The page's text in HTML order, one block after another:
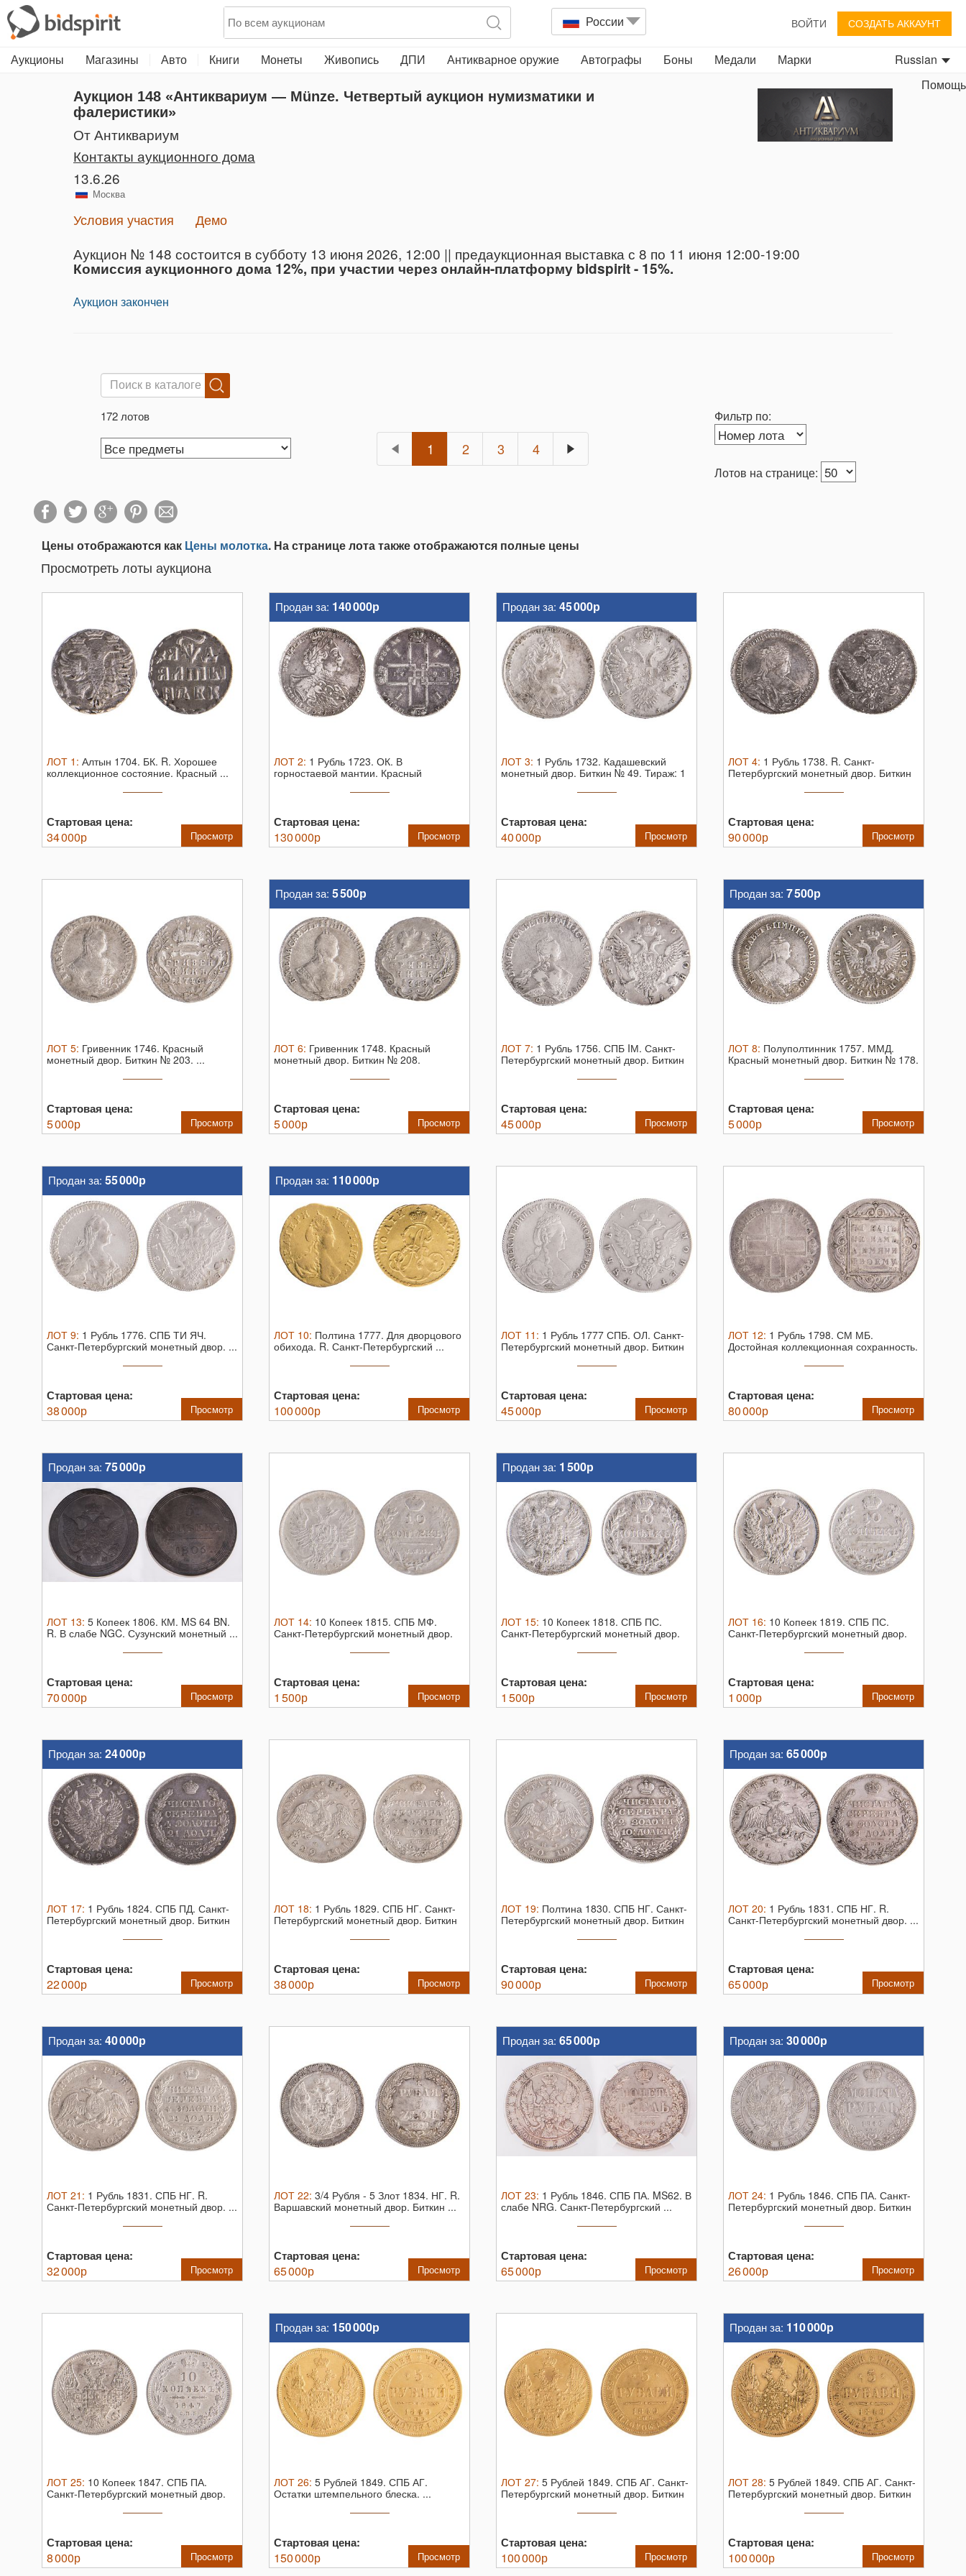
России ВОЙТИ СОЗДАТЬ АККАУНТ
Аукционы Магазины Авто Книги Монеты Живопись ДПИ Антикварное оружие Автографы Боны Медали Марки
Russian
Помощь
Аукцион 148 «Антиквариум — Münze. Четвертый аукцион нумизматики и
фалеристики»
от Антиквариум
Контакты аукционного дома
13.6.26
Москва
Условия участия Демо
Аукцион № 148 состоится в субботу 13 июня 2026, 12:00 || предаукционная выставка с 8 по 11 июня 12:00-19:00
Комиссия аукционного дома 12%, при участии через онлайн-платформу bidspirit - 15%.
Аукцион закончен
172 лотов Фильтр по:
Лотов на странице:
1 2 3 4
Цены отображаются как Цены молотка. На странице лота также отображаются полные цены
Просмотреть лоты аукциона
ЛОТ 1 : Алтын 1704. БК. R. Хорошее
коллекционное состояние. Красный ...
Стартовая цена:
34 000р Просмотр
Продан за: 140 000р
ЛОТ 2: 1 Рубль 1723. ОК. В
горностаевой мантии. Красный
Стартовая цена:
130 000р Просмотр
Продан за: 45 000р
ЛОТ 3: 1 Рубль 1732. Кадашевский
монетный двор. Биткин № 49. Тираж: 1
Стартовая цена:
40 000р Просмотр
ЛОТ 4: 1 Рубль 1738. R. Санкт-
Петербургский монетный двор. Биткин
Стартовая цена:
90 000р Просмотр
ЛОТ 5: Гривенник 1746. Красный
монетный двор. Биткин № 203. ...
Стартовая цена:
5 000р Просмотр
Продан за: 5 500р
ЛОТ 6: Гривенник 1748. Красный
монетный двор. Биткин № 208.
Стартовая цена:
5 000р Просмотр
ЛОТ 7: 1 Рубль 1756. СПБ IМ. Санкт-
Петербургский монетный двор. Биткин
Стартовая цена:
45 000р Просмотр
Продан за: 7 500р
ЛОТ 8: Полуполтинник 1757. ММД.
Красный монетный двор. Биткин № 178.
Стартовая цена:
5 000р Просмотр
Продан за: 55 000р
ЛОТ 9: 1 Рубль 1776. СПБ ТИ ЯЧ.
Санкт-Петербургский монетный двор. ...
Стартовая цена:
38 000р Просмотр
Продан за: 110 000р
ЛОТ 10: Полтина 1777. Для дворцового
обихода. R. Санкт-Петербургский ...
Стартовая цена:
100 000р Просмотр
ЛОТ 11 : 1 Рубль 1777 СПБ. ОЛ. Санкт-
Петербургский монетный двор. Биткин
Стартовая цена:
45 000р Просмотр
ЛОТ 12: 1 Рубль 1798. СМ МБ.
Достойная коллекционная сохранность.
Стартовая цена:
80 000р Просмотр
Продан за: 75 000р
ЛОТ 13: 5 Копеек 1806. КМ. MS 64 BN.
R. В слабе NGC. Сузунский монетный ...
Стартовая цена:
70 000р Просмотр
ЛОТ 14: 10 Копеек 1815. СПБ МФ.
Санкт-Петербургский монетный двор.
Стартовая цена:
1 500р Просмотр
Продан за: 1 500р
ЛОТ 15: 10 Копеек 1818. СПБ ПС.
Санкт-Петербургский монетный двор.
Стартовая цена:
1 500р Просмотр
ЛОТ 16: 10 Копеек 1819. СПБ ПС.
Санкт-Петербургский монетный двор.
Стартовая цена:
1 000р Просмотр
Продан за: 24 000р
ЛОТ 17: 1 Рубль 1824. СПБ ПД. Санкт-
Петербургский монетный двор. Биткин
Стартовая цена:
22 000р Просмотр
ЛОТ 18: 1 Рубль 1829. СПБ НГ. Санкт-
Петербургский монетный двор. Биткин
Стартовая цена:
38 000р Просмотр
ЛОТ 19: Полтина 1830. СПБ НГ. Санкт-
Петербургский монетный двор. Биткин
Стартовая цена:
90 000р Просмотр
Продан за: 65 000р
ЛОТ 20: 1 Рубль 1831. СПБ НГ. R.
Санкт-Петербургский монетный двор. ...
Стартовая цена:
65 000р Просмотр
Продан за: 40 000р
ЛОТ 21 : 1 Рубль 1831. СПБ НГ. R.
Санкт-Петербургский монетный двор. ...
Стартовая цена:
32 000р Просмотр
ЛОТ 22: 3/4 Рубля - 5 Злот 1834. НГ. R.
Варшавский монетный двор. Биткин ...
Стартовая цена:
65 000р Просмотр
Продан за: 65 000р
ЛОТ 23: 1 Рубль 1846. СПБ ПА. MS62. В
слабе NRG. Санкт-Петербургский ...
Стартовая цена:
65 000р Просмотр
Продан за: 30 000р
ЛОТ 24: 1 Рубль 1846. СПБ ПА. Санкт-
Петербургский монетный двор. Биткин
Стартовая цена:
26 000р Просмотр
ЛОТ 25: 10 Копеек 1847. СПБ ПА.
Санкт-Петербургский монетный двор.
Стартовая цена:
8 000р Просмотр
Продан за: 150 000р
ЛОТ 26: 5 Рублей 1849. СПБ АГ.
Остатки штемпельного блеска. ...
Стартовая цена:
150 000р Просмотр
ЛОТ 27: 5 Рублей 1849. СПБ АГ. Санкт-
Петербургский монетный двор. Биткин
Стартовая цена:
100 000р Просмотр
Продан за: 110 000р
ЛОТ 28: 5 Рублей 1849. СПБ АГ. Санкт-
Петербургский монетный двор. Биткин
Стартовая цена:
100 000р Просмотр